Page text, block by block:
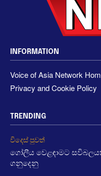
INFORMATION
Voice of Asia Network
Privacy and Cookie Policy
TRENDING
විදෙස් පුවත්
ගෝලීය වෙළඳාමට
ගනුදෙනු